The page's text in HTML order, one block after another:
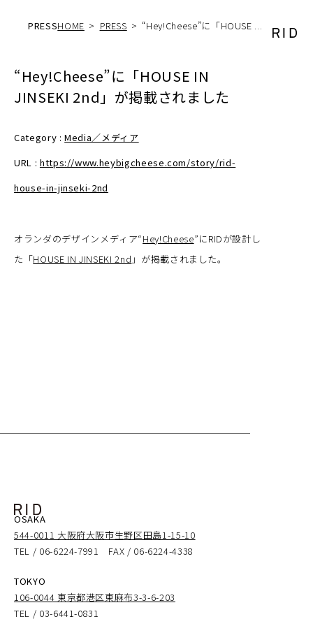
PRESSHOME PRESS “Hey!Cheese”に「HOUSE ...
“Hey!Cheese”に「HOUSE IN
JINSEKI 2nd」が掲載されました
Category :Media／メディア
URL : https://www.heybigcheese.com/story/rid-
house-in-jinseki-2nd
オランダのデザインメディア“Hey!Cheese”にRIDが設計し
た「HOUSE IN JINSEKI 2nd 」が掲載されました。
OSAKA
544-0011 大阪府大阪市生野区田島1-15-10
TEL / 06-6224-7991 FAX / 06-6224-4338
TOKYO
106-0044 東京都港区東麻布3-3-6-203
TEL / 03-6441-0831